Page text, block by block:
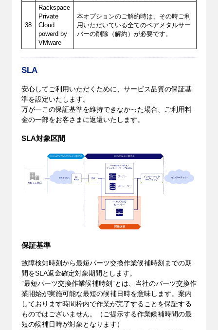
38
Rackspace
Private
Cloud
powerd by
VMware
本オプションのご解約時は、その時ご利
用いただいている全てのベアメタルサー
バーの削除（解約）が必要です。
SLA
安心してご利用いただくために、サービス品質の保証基
準を設定いたします。
万が一この保証基準を維持できなかった場合、ご利用料
金の一部をお客さまに返還いたします。
SLA対象区間
保証基準
故障検知時刻から最短パーツ交換作業候補時刻までの期
間をSLA返金確定対象期間とします。
”最短パーツ交換作業候補時刻”とは、当社のパーツ交換作
業開始が実施可能な最短の候補日時を意味します。案内
しております時間枠内で作業が完了することを保証する
ものではございません。（ご提示する作業候補時間の最
短の候補日時が対象となります）